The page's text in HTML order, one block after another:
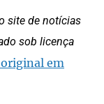
site de notícias
sob licença
original em